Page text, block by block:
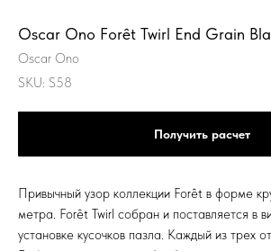
Oscar Ono Forêt Twirl End Grain
Oscar Ono
SKU: S58
Получить расчет
Привычный узор коллекции Forêt в форме
метра. Forêt Twirl собран и поставляется в
установке кусочков пазла. Каждый из трех